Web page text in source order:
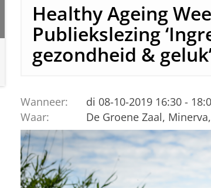
Healthy Ageing
Publiekslezing
gezondheid &
Wanneer:
di 08-10-2019 16:30 -
Waar:
De Groene Zaal,